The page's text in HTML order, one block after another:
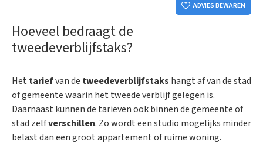
Hoeveel bedraagt de
tweedeverblijfstaks?
ADVIES BEWAREN
Het tariefvan de tweedeverblijfstaks hangt af van de stad
of gemeente waarin het tweede verblijf gelegen is.
Daarnaast kunnen de tarieven ook binnen de gemeente of
stad zelfverschillen. Zo wordt een studio mogelijks minder
belast dan een groot appartement of ruime woning.